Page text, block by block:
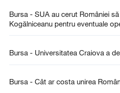
Bursa - SUA au cerut României
Kogălniceanu pentru eventuale
Bursa - Universitatea Craiova a
Bursa - Cât ar costa unirea